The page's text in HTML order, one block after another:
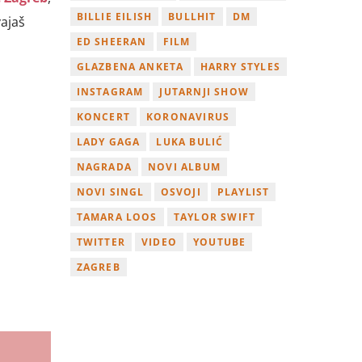
BILLIE EILISH BULLHIT
DM
ED SHEERAN
FILM
GLAZBENA ANKETA
HARRY STYLES
INSTAGRAM
JUTARNJI SHOW
KONCERT
KORONAVIRUS
LADY GAGA
LUKA BULIĆ
NAGRADA
NOVI ALBUM
NOVI SINGL
OSVOJI
PLAYLIST
TAMARA LOOS
TAYLOR SWIFT
TWITTER
VIDEO
YOUTUBE
ZAGREB